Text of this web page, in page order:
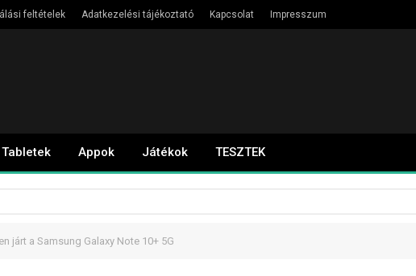
feltételek Adatkezelési tájékoztató Kapcsolat Impresszum
Tabletek Appok Játékok TESZTEK
járt a Samsung Galaxy Note 10+ 5G